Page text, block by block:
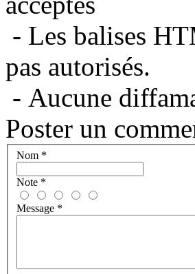
- Les balises
pas autorisés.
- Aucune
Poster un
Nom *
Note *
Message *